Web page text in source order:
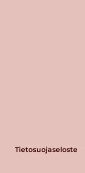
Tietosuojaseloste